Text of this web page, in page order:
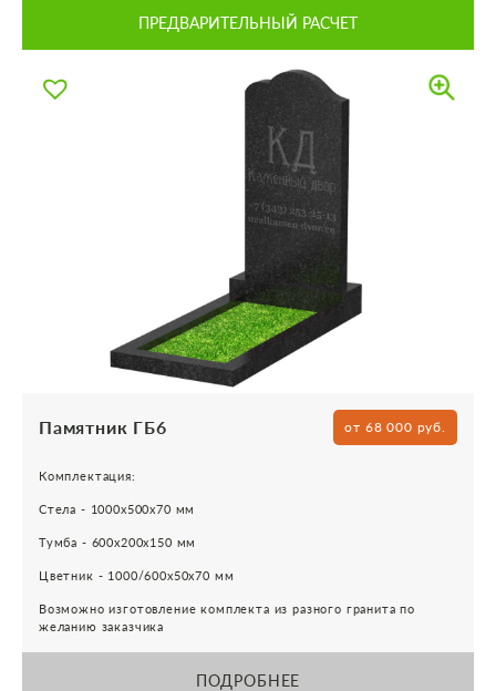
ПРЕДВАРИТЕЛЬНЫЙ РАСЧЕТ
Памятник ГБ6 от 68 000 руб.
Комплектация:
Стела - 1000х500х70 мм
Тумба - 600х200х150 мм
Цветник - 1000/600х50х70 мм
Возможно изготовление комплекта из разного гранита по
желанию заказчика
ПОДРОБНЕЕ